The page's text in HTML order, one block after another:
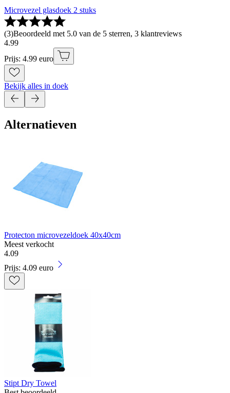
Microvezel glasdoek 2 stuks
(3)Beoordeeld met 5.0 van de 5 sterren, 3 klantreviews
4.99
Prijs: 4.99 euro
Bekijk alles in doek
Alternatieven
Protecton microvezeldoek 40x40cm
Meest verkocht
4.09
Prijs: 4.09 euro
Stipt Dry Towel